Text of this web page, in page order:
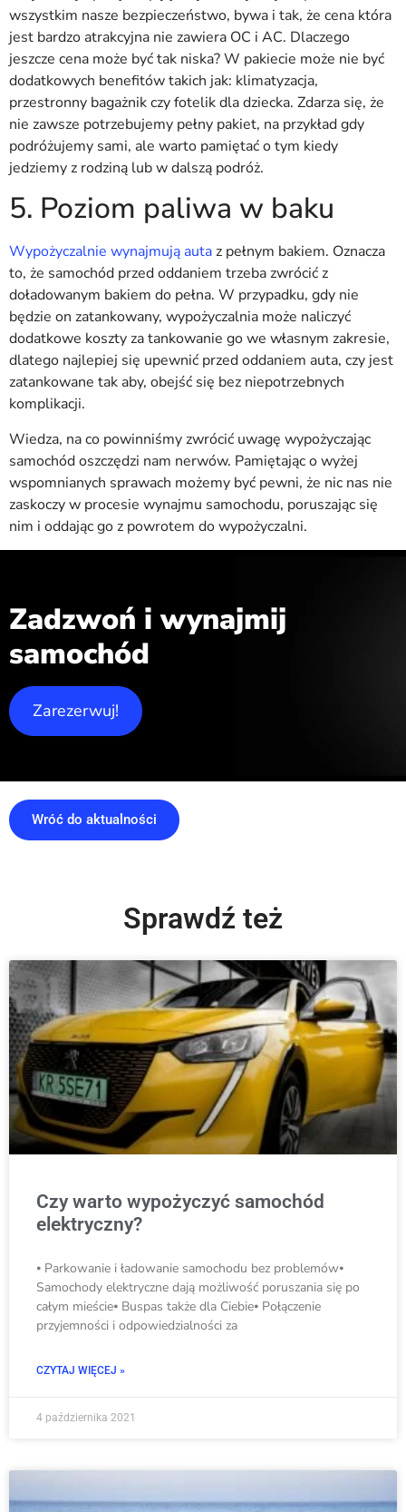
wszystkim nasze bezpieczeństwo, bywa i tak, że cena która
jest bardzo atrakcyjna nie zawiera OC i AC. Dlaczego
jeszcze cena może być tak niska? W pakiecie może nie być
dodatkowych benefitów takich jak: klimatyzacja,
przestronny bagażnik czy fotelik dla dziecka. Zdarza się, że
nie zawsze potrzebujemy pełny pakiet, na przykład gdy
podróżujemy sami, ale warto pamiętać o tym kiedy
jedziemy z rodziną lub w dalszą podróż.
5. Poziom paliwa w baku
Wypożyczalnie wynajmują autaz pełnym bakiem. Oznacza
to, że samochód przed oddaniem trzeba zwrócić z
doładowanym bakiem do pełna. W przypadku, gdy nie
będzie on zatankowany, wypożyczalnia może naliczyć
dodatkowe koszty za tankowanie go we własnym zakresie,
dlatego najlepiej się upewnić przed oddaniem auta, czy jest
zatankowane tak aby, obejść się bez niepotrzebnych
komplikacji.
Wiedza, na co powinniśmy zwrócić uwagę wypożyczając
samochód oszczędzi nam nerwów. Pamiętając o wyżej
wspomnianych sprawach możemy być pewni, że nic nas nie
zaskoczy w procesie wynajmu samochodu, poruszając się
nim i oddając go z powrotem do wypożyczalni.
Zadzwoń i wynajmij
samochód
Zarezerwuj!
Wróć do aktualności
Sprawdź też
Czy warto wypożyczyć samochód
elektryczny?
⦁ Parkowanie i ładowanie samochodu bez problemów⦁
Samochody elektryczne dają możliwość poruszania się po
całym mieście⦁ Buspas także dla Ciebie⦁ Połączenie
przyjemności i odpowiedzialności za
CZYTAJ WIĘCEJ »
4 października 2021